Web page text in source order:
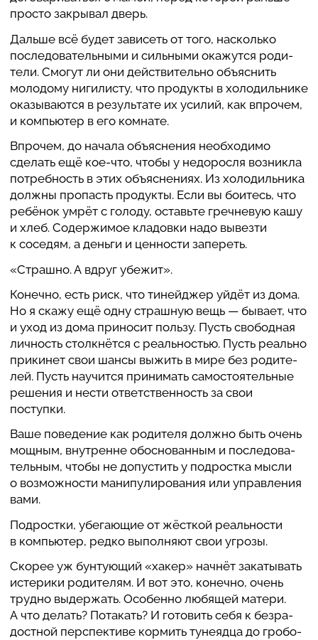
О проекте
Обратная
просто закры­вал дверь.
Дальше всё будет зави­сеть от того, нас­колько
после­до­ва­тель­ными и силь­ными ока­жутся роди­
тели. Смогут ли они действи­тельно объ­яс­нить
моло­дому ниги­ли­сту, что про­дукты в холо­диль­нике
ока­зы­ва­ются в резуль­тате их усилий, как впрочем,
и ком­пью­тер в его комнате.
Впрочем, до начала объ­яс­не­ния необ­хо­димо
сделать ещё кое-что, чтобы у недо­ро­сля воз­ни­кла
потреб­ность в этих объ­яс­не­ниях. Из холо­диль­ника
должны про­пасть про­дукты. Если вы боитесь, что
ребёнок умрёт с голоду, оставьте греч­не­вую кашу
и хлеб. Содер­жи­мое кла­довки надо вывезти
к соседям, а деньги и цен­но­сти запе­реть.
«Страшно. А вдруг убежит».
Конечно, есть риск, что тиней­джер уйдёт из дома.
Но я скажу ещё одну страш­ную вещь — бывает, что
и уход из дома при­но­сит пользу. Пусть сво­бод­ная
лич­ность стол­к­нётся с реаль­но­стью. Пусть реально
при­ки­нет свои шансы выжить в мире без роди­те­
лей. Пусть нау­чится при­ни­мать само­сто­я­тель­ные
решения и нести ответ­ствен­ность за свои
поступки.
Ваше пове­де­ние как роди­теля должно быть очень
мощным, вну­тренне обо­с­но­ван­ным и после­до­ва­
тель­ным, чтобы не допу­стить у под­ростка мысли
о воз­мож­но­сти мани­пу­ли­ро­ва­ния или упра­в­ле­ния
вами.
Под­ростки, убе­га­ю­щие от жёсткой реаль­но­сти
в ком­пью­тер, редко выпол­няют свои угрозы.
Скорее уж бун­ту­ю­щий «хакер» начнёт зака­ты­вать
исте­рики роди­те­лям. И вот это, конечно, очень
трудно выдер­жать. Осо­бенно любящей матери.
А что делать? Пота­кать? И гото­вить себя к без­ра­
дост­ной пер­спек­тиве кормить туне­ядца до гро­бо­